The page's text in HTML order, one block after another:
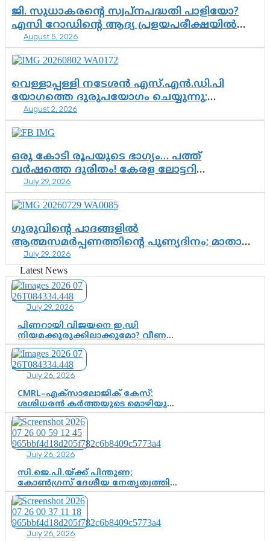
ജി. സുധാകരന്റെ സ്വപ്നപദ്ധതി പാളിയോ?
എസി റോഡിന്റെ ആദ്യ പ്രളയപരീക്ഷയിൽ
ഉയരുന്നത് ഗുരുതര ചോദ്യങ്ങൾ
August 5, 2026
വെള്ളാപ്പള്ളി നടേശൻ എസ്.എൻ.ഡി.പി
യോഗത്തെ ദുരുപയോഗം ചെയ്യുന്നു;
ശ്രീനാരായണ പ്രസ്ഥാനത്തെ കാർന്നുതിന്നുന്ന
വിഷവിത്ത്: ഗോകുലം ഗോപാലൻ
August 2, 2026
ഒരു കോടി രൂപയുടെ ഭാഗ്യം… പത്ത്
വർഷത്തെ ദുരിതം! കേരള ലോട്ടറി
സംവിധാനത്തെ ചോദ്യം ചെയ്ത് കോയയുടെ
പോരാട്ടം
July 29, 2026
ഗുരുവിന്റെ പാദങ്ങളിൽ
ആത്മസമർപ്പണത്തിന്റെ പുണ്യദിനം; മാതാ
അമൃതാനന്ദമയി മഠത്തിൽ ഭക്തിസാന്ദ്രമായി
ഗുരുപൂർണിമ ആഘോഷം
July 29, 2026
Latest News
July 29, 2026
പിണറായി വിജയനെ ഇ.ഡി
നിയമക്കുരുക്കിലാക്കുമോ? വീണ
വിജയൻ മാപ്പുസാക്ഷിയാകുമോ?
കർത്തയുടെ മൊഴി നിർണായക
വഴിത്തിരിവാകുമോ?
July 26, 2026
CMRL–എക്‌സാലോജിക് കേസ്:
ശശിധരൻ കർത്തയുടെ മൊഴിയുടെ
അടിസ്ഥാനത്തിൽ പിണറായി
വിജയനെ ചോദ്യം ചെയ്യുന്നതിൽ ഉടൻ
തീരുമാനം; വീണയ്‌ക്കെതിരെ
കൂടുതൽ തെളിവുകൾ പരിശോധിച്ച്
ഇഡി
July 26, 2026
സി.ജെ.പി.യ്ക്ക് പിന്തുണ;
കോൺഗ്രസ് ദേശീയ നേതൃത്വത്തിൽ
ആശങ്കയോ? പാർട്ടിക്കുള്ളിൽ
ഭിന്നാഭിപ്രായമെന്ന വിലയിരുത്തൽ
July 26, 2026